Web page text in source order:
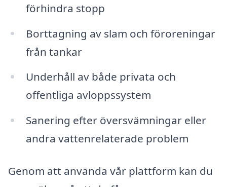
förhindra stopp
Borttagning av slam och föroreningar
från tankar
Underhåll av både privata och
offentliga avloppssystem
Sanering efter översvämningar eller
andra vattenrelaterade problem
Genom att använda vår plattform kan du